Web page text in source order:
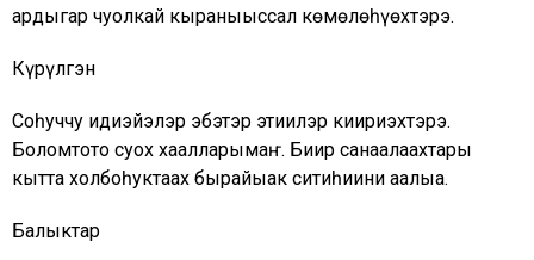
ардыгар чуолкай кыраныыссал көмөлөһүөхтэрэ.
Күрүлгэн
Соһуччу идиэйэлэр эбэтэр этиилэр киириэхтэрэ.
Болҕомтото суох хаалларымаҥ. Биир санаалаахтары
кытта холбоһуктаах бырайыак ситиһиини аҕалыа.
Балыктар